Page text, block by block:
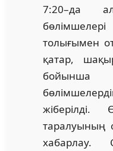
7:20–да
толығымен
қатар,
жіберілді.
таралуының